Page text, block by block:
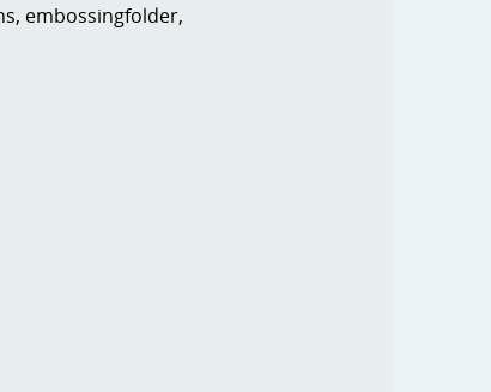
embossingfolder,